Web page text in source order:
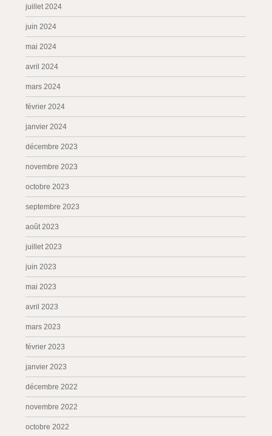
juillet 2024
juin 2024
mai 2024
avril 2024
mars 2024
février 2024
janvier 2024
décembre 2023
novembre 2023
octobre 2023
septembre 2023
août 2023
juillet 2023
juin 2023
mai 2023
avril 2023
mars 2023
février 2023
janvier 2023
décembre 2022
novembre 2022
octobre 2022